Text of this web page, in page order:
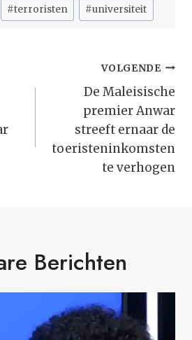
#terroristen #universiteit
VOLGENDE
De Maleisische
premier Anwar
streeft ernaar de
toeristeninkomsten
te verhogen
Berichten